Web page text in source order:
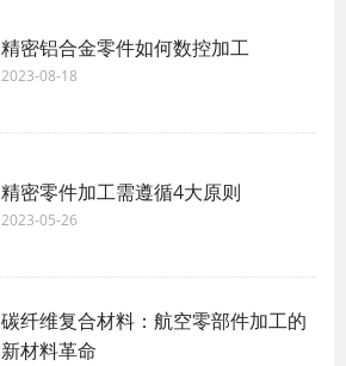
​精密铝合金零件如何数控加工
2023-08-18
精密零件加工需遵循4大原则
2023-05-26
碳纤维复合材料：航空零部件加工的
新材料革命